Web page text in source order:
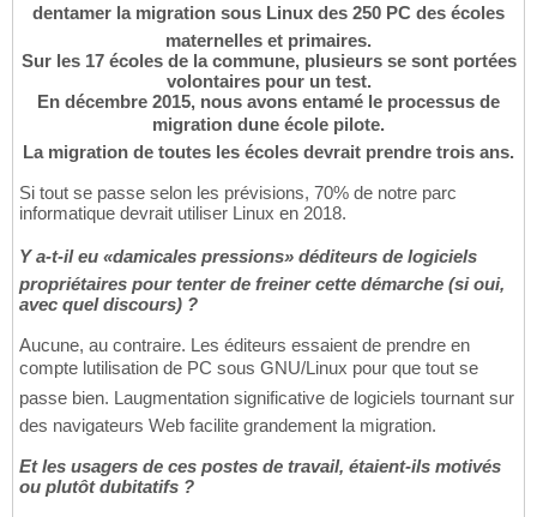
dentamer la migration sous Linux des 250 PC des écoles
maternelles et primaires.
Sur les 17 écoles de la commune, plusieurs se sont portées
volontaires pour un test.
En décembre 2015, nous avons entamé le processus de
migration dune école pilote.
La migration de toutes les écoles devrait prendre trois ans.
Si tout se passe selon les prévisions, 70% de notre parc
informatique devrait utiliser Linux en 2018.
Y a-t-il eu «damicales pressions» déditeurs de logiciels
propriétaires pour tenter de freiner cette démarche (si oui,
avec quel discours) ?
Aucune, au contraire. Les éditeurs essaient de prendre en
compte lutilisation de PC sous GNU/Linux pour que tout se
passe bien. Laugmentation significative de logiciels tournant sur
des navigateurs Web facilite grandement la migration.
Et les usagers de ces postes de travail, étaient-ils motivés
ou plutôt dubitatifs ?